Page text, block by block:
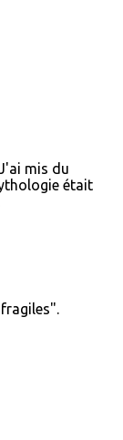
mis du
était